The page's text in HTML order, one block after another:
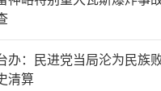
办：民进党当局沦为民族
清算